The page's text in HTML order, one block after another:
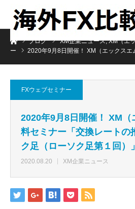
ホームブログ XM企業ニュース, XM（エ
ー
2020年9月8日開催！ XM（エックス
FXウェブセミナー
2020年9月8日開催！ XM（
料セミナー「交換レートの
ク足（ローソク足第１回）」
2020.08.20 XM企業ニュース